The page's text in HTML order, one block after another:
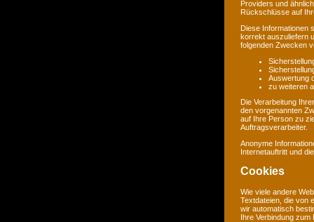
Providers und
Rückschlüsse auf
Diese Informationen
korrekt auszuliefern
folgenden Zwecken
Auswertung
zu weiteren
Die Verarbeitung
den vorgenannten
auf Ihre Person zu
Auftragsverarbeiter.
Anonyme
Internetauftritt und
Cookies
Wie viele andere
Textdateien, die von
wir automatisch
Ihre Verbindung zum